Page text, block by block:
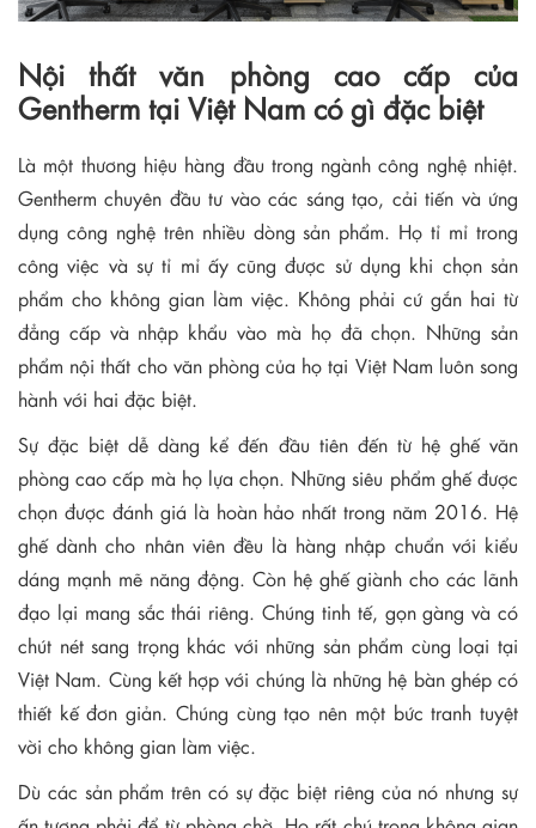
Nội thất văn phòng cao cấp của
Gentherm tại Việt Nam có gì đặc biệt
Là một thương hiệu hàng đầu trong ngành công nghệ nhiệt.
Gentherm chuyên đầu tư vào các sáng tạo, cải tiến và ứng
dụng công nghệ trên nhiều dòng sản phẩm. Họ tỉ mỉ trong
công việc và sự tỉ mỉ ấy cũng được sử dụng khi chọn sản
phẩm cho không gian làm việc. Không phải cứ gắn hai từ
đẳng cấp và nhập khẩu vào mà họ đã chọn. Những sản
phẩm nội thất cho văn phòng của họ tại Việt Nam luôn song
hành với hai đặc biệt.
Sự đặc biệt dễ dàng kể đến đầu tiên đến từ hệ ghế văn
phòng cao cấp mà họ lựa chọn. Những siêu phẩm ghế được
chọn được đánh giá là hoàn hảo nhất trong năm 2016. Hệ
ghế dành cho nhân viên đều là hàng nhập chuẩn với kiểu
dáng mạnh mẽ năng động. Còn hệ ghế giành cho các lãnh
đạo lại mang sắc thái riêng. Chúng tinh tế, gọn gàng và có
chút nét sang trọng khác với những sản phẩm cùng loại tại
Việt Nam. Cùng kết hợp với chúng là những hệ bàn ghép có
thiết kế đơn giản. Chúng cùng tạo nên một bức tranh tuyệt
vời cho không gian làm việc.
Dù các sản phẩm trên có sự đặc biệt riêng của nó nhưng sự